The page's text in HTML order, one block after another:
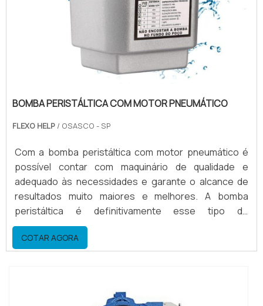
BOMBA PERISTÁLTICA COM MOTOR PNEUMÁTICO
FLEXO HELP / OSASCO - SP
Com a bomba peristáltica com motor pneumático é
possível contar com maquinário de qualidade e
adequado às necessidades e garante o alcance de
resultados muito maiores e melhores. A bomba
peristáltica é definitivamente esse tipo de
equipamento, porque ela é extremamente útil para
certas áreas de trabalho e produção. As vantagens
do equipamento Considerável economia no consumo
COTAR AGORA